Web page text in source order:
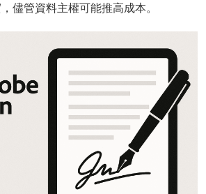
儘管資料主權可能推高成本。